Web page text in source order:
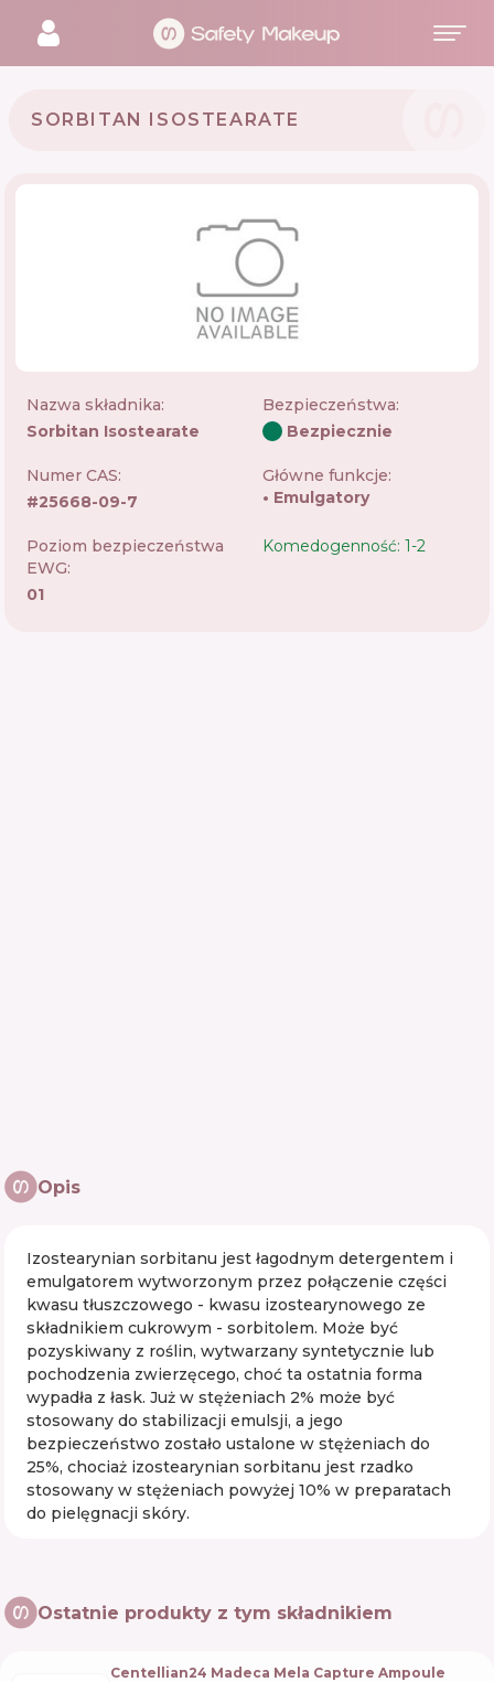
SORBITAN ISOSTEARATE
Nazwa składnika:
Sorbitan Isostearate
Bezpieczeństwa:
Bezpiecznie
Numer CAS:
#25668-09-7
Główne funkcje:
Emulgatory
Poziom bezpieczeństwa
EWG:
01
Komedogenność: 1-2
Opis
Izostearynian sorbitanu jest łagodnym detergentem i
emulgatorem wytworzonym przez połączenie części
kwasu tłuszczowego - kwasu izostearynowego ze
składnikiem cukrowym - sorbitolem. Może być
pozyskiwany z roślin, wytwarzany syntetycznie lub
pochodzenia zwierzęcego, choć ta ostatnia forma
wypadła z łask. Już w stężeniach 2% może być
stosowany do stabilizacji emulsji, a jego
bezpieczeństwo zostało ustalone w stężeniach do
25%, chociaż izostearynian sorbitanu jest rzadko
stosowany w stężeniach powyżej 10% w preparatach
do pielęgnacji skóry.
Ostatnie produkty z tym składnikiem
Centellian24 Madeca Mela Capture Ampoule